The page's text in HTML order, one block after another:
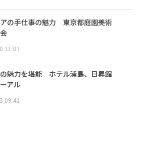
アの手仕事の魅力 東京都庭園美術
11:01
魅力を堪能 ホテル浦島、日昇館
アル
09:41